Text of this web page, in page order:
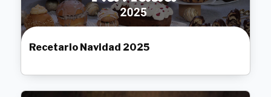
Recetario Navidad 2025